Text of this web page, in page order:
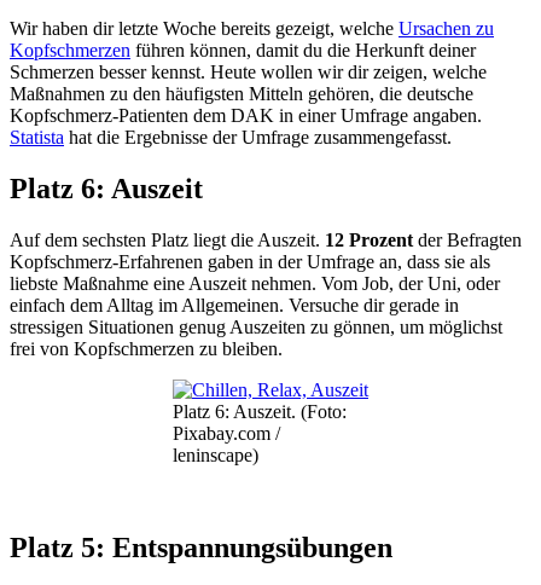
Wir haben dir letzte Woche bereits gezeigt, welche Ursachen zu
Kopfschmerzen führen können, damit du die Herkunft deiner
Schmerzen besser kennst. Heute wollen wir dir zeigen, welche
Maßnahmen zu den häufigsten Mitteln gehören, die deutsche
Kopfschmerz-Patienten dem DAK in einer Umfrage angaben.
Statista hat die Ergebnisse der Umfrage zusammengefasst.
Platz 6: Auszeit
Auf dem sechsten Platz liegt die Auszeit. 12 Prozent der Befragten
Kopfschmerz-Erfahrenen gaben in der Umfrage an, dass sie als
liebste Maßnahme eine Auszeit nehmen. Vom Job, der Uni, oder
einfach dem Alltag im Allgemeinen. Versuche dir gerade in
stressigen Situationen genug Auszeiten zu gönnen, um möglichst
frei von Kopfschmerzen zu bleiben.
Platz 6: Auszeit. (Foto:
Pixabay.com /
leninscape)
Platz 5: Entspannungsübungen